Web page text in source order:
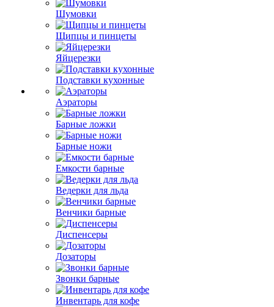
Шумовки
Щипцы и пинцеты
Яйцерезки
Подставки кухонные
Аэраторы
Барные ложки
Барные ножи
Емкости барные
Ведерки для льда
Венчики барные
Диспенсеры
Дозаторы
Звонки барные
Инвентарь для кофе